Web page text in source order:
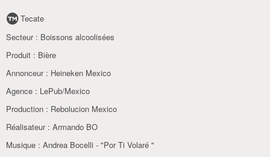
Tecate
Secteur : Boissons alcoolisées
Produit : Bière
Annonceur : Heineken Mexico
Agence : LePub/Mexico
Production : Rebolucion Mexico
Réalisateur : Armando BO
Musique : Andrea Bocelli - "Por Ti Volaré "